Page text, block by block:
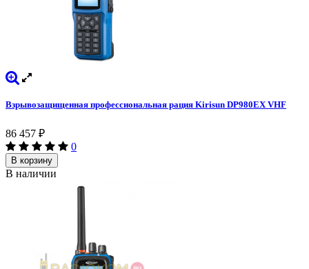
Взрывозащищенная профессиональная рация Kirisun DP980EX VHF
86 457 ₽
0
В корзину
В наличии